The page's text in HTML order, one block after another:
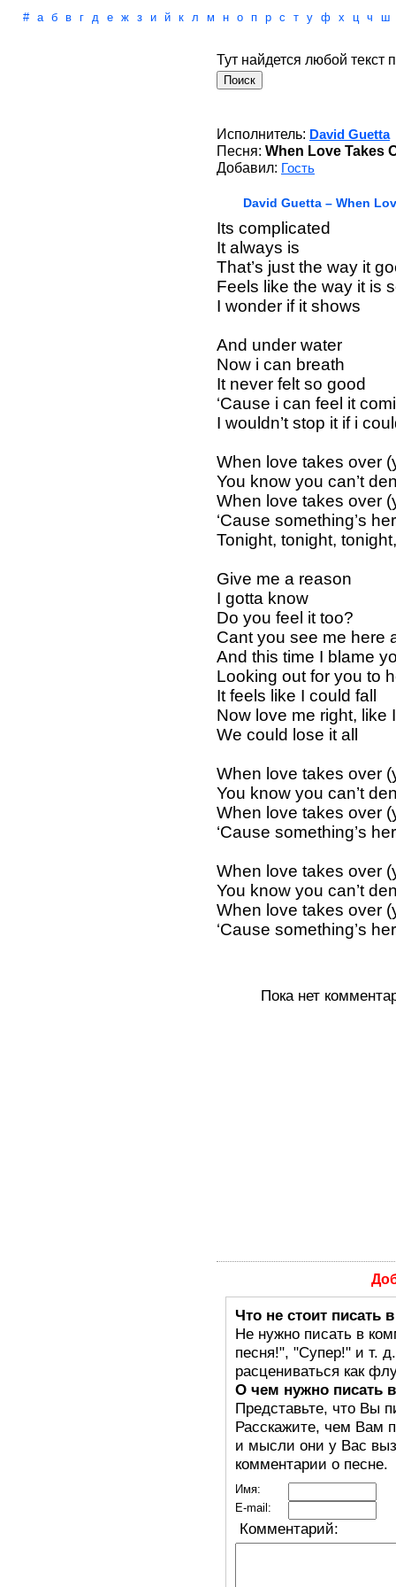
# а б в г д е ж з и й к л м н о п р с т у ф х ц ч ш
Тут найдется любой текст
Исполнитель: David Guetta
Песня: When Love Takes
Добавил: Гость
David Guetta – When
Its complicated
It always is
That’s just the way it
Feels like the way it is
I wonder if it shows
And under water
Now i can breath
It never felt so good
‘Cause i can feel it
I wouldn’t stop it if i
When love takes over
You know you can’t
When love takes over
‘Cause something’s
Tonight, tonight,
Give me a reason
I gotta know
Do you feel it too?
Cant you see me here
And this time I blame
Looking out for you to
It feels like I could fall
Now love me right, like
We could lose it all
When love takes over
You know you can’t
When love takes over
‘Cause something’s
When love takes over
You know you can’t
When love takes over
‘Cause something’s
Пока нет
Что не стоит писать
Не нужно писать в
песня!", "Супер!" и т.
расцениваться как
О чем нужно писать
Представьте, что Вы
Расскажите, чем Вам
и мысли они у Вас
комментарии о песне.
Имя:
E-mail:
Комментарий: